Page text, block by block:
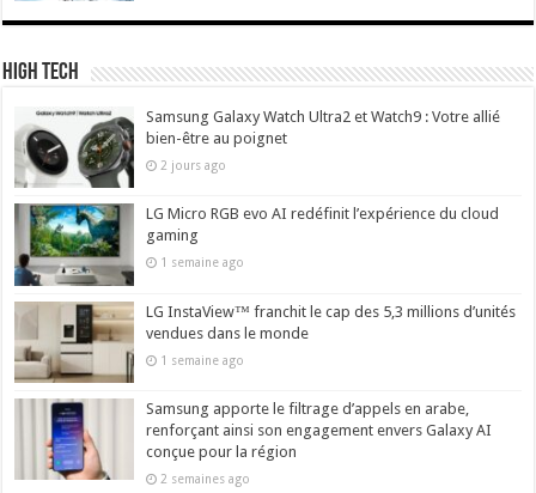
High Tech
Samsung Galaxy Watch Ultra2 et Watch9 : Votre allié
bien-être au poignet
2 jours ago
LG Micro RGB evo AI redéfinit l’expérience du cloud
gaming
1 semaine ago
LG InstaView™ franchit le cap des 5,3 millions d’unités
vendues dans le monde
1 semaine ago
Samsung apporte le filtrage d’appels en arabe,
renforçant ainsi son engagement envers Galaxy AI
conçue pour la région
2 semaines ago